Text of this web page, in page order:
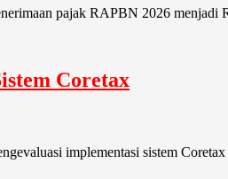
pajak RAPBN 2026
Coretax
implementasi sistem